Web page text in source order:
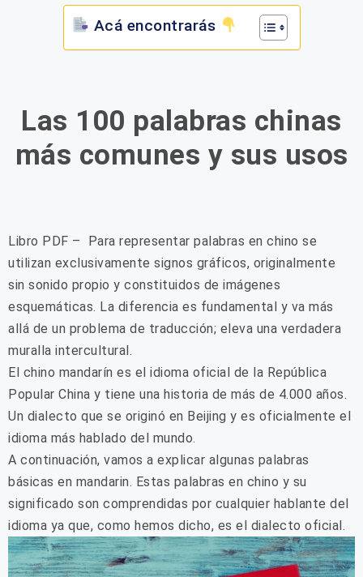
Acá encontrarás
Las 100 palabras chinas
más comunes y sus usos
Libro PDF – Para representar palabras en chino se
utilizan exclusivamente signos gráficos, originalmente
sin sonido propio y constituidos de imágenes
esquemáticas. La diferencia es fundamental y va más
allá de un problema de traducción; eleva una verdadera
muralla intercultural.
El chino mandarín es el idioma oficial de la República
Popular China y tiene una historia de más de 4.000 años.
Un dialecto que se originó en Beijing y es oficialmente el
idioma más hablado del mundo.
A continuación, vamos a explicar algunas palabras
básicas en mandarin. Estas palabras en chino y su
significado son comprendidas por cualquier hablante del
idioma ya que, como hemos dicho, es el dialecto oficial.